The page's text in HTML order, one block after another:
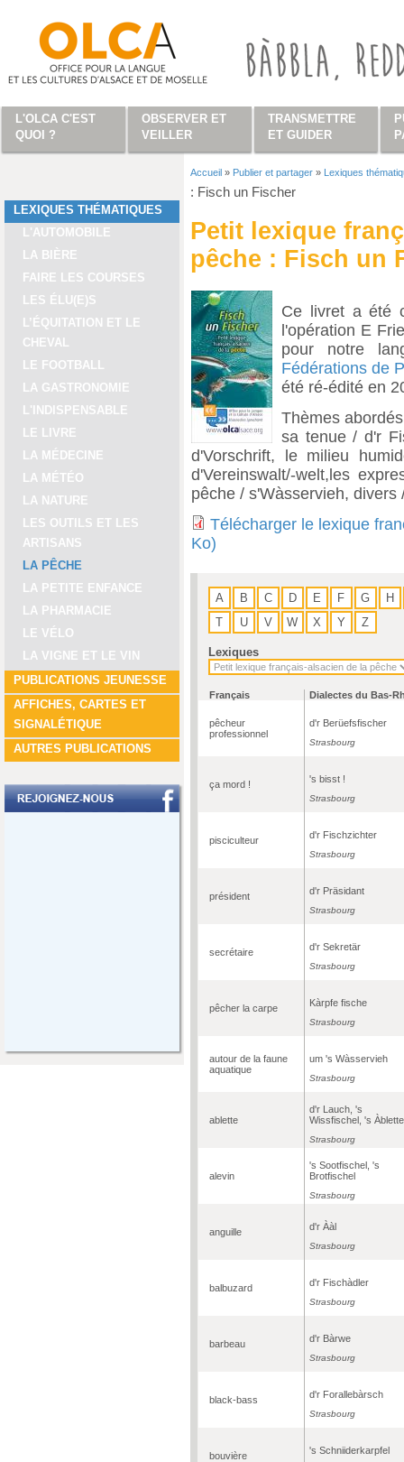
LEXIQUES THÉMATIQUES
L'AUTOMOBILE
LA BIÈRE
FAIRE LES COURSES
LES ÉLU(E)S
L’ÉQUITATION ET LE
CHEVAL
LE FOOTBALL
LA GASTRONOMIE
L'INDISPENSABLE
LE LIVRE
LA MÉDECINE
LA MÉTÉO
LA NATURE
LES OUTILS ET LES
ARTISANS
LA PÊCHE
LA PETITE ENFANCE
LA PHARMACIE
LE VÉLO
LA VIGNE ET LE VIN
PUBLICATIONS JEUNESSE
AFFICHES, CARTES ET
SIGNALÉTIQUE
AUTRES PUBLICATIONS
Vous êtes ici
Accueil » Publier et partager » Lexiques
: Fisch un Fischer
Petit lexique
pêche : Fisch un
Ce livret a été
l'opération E
pour notre
Fédérations de
été ré-édité en
Thèmes
sa tenue / d'r
d'Vorschrift, le milieu
d'Vereinswalt/-welt,les
pêche / s'Wàsservieh, divers
Télécharger le lexique
Ko)
A B C D E F G
H
T
U V W X Y Z
Lexiques
Français Dialectes du Bas-
pêcheur
professionnel
d'r Berüefsfischer
Strasbourg
ça mord ! 's bisst !
Strasbourg
pisciculteur d'r Fischzichter
Strasbourg
président d'r Präsidant
Strasbourg
secrétaire d'r Sekretär
Strasbourg
pêcher la carpe Kàrpfe fische
Strasbourg
autour de la faune
aquatique
um 's Wàsservieh
Strasbourg
ablette
d'r Lauch, 's
Wissfischel, 's
Strasbourg
alevin
's Sootfischel, 's
Brotfischel
Strasbourg
anguille d'r Ààl
Strasbourg
balbuzard d'r Fischàdler
Strasbourg
barbeau d'r Bàrwe
Strasbourg
black-bass d'r Forallebàrsch
Strasbourg
bouvière 's Schniiderkarpfel
L'OLCA C'EST
QUOI ?
OBSERVER ET
VEILLER
TRANSMETTRE
ET GUIDER